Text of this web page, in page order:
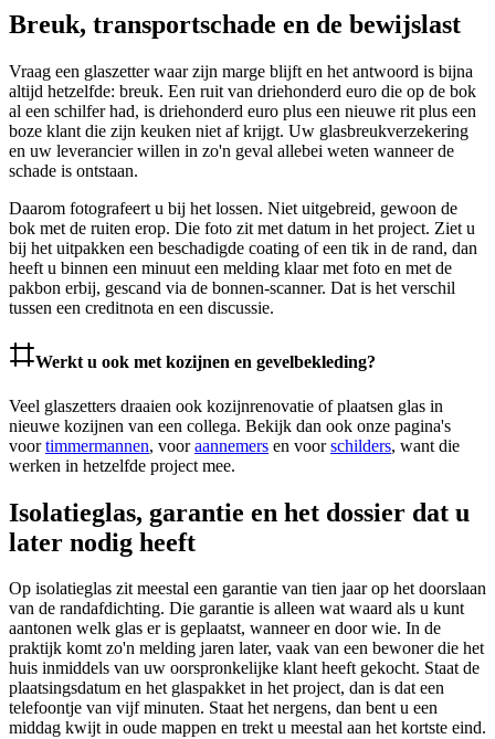
Breuk, transportschade en de bewijslast
Vraag een glaszetter waar zijn marge blijft en het antwoord is bijna
altijd hetzelfde: breuk. Een ruit van driehonderd euro die op de bok
al een schilfer had, is driehonderd euro plus een nieuwe rit plus een
boze klant die zijn keuken niet af krijgt. Uw glasbreukverzekering
en uw leverancier willen in zo'n geval allebei weten wanneer de
schade is ontstaan.
Daarom fotografeert u bij het lossen. Niet uitgebreid, gewoon de
bok met de ruiten erop. Die foto zit met datum in het project. Ziet u
bij het uitpakken een beschadigde coating of een tik in de rand, dan
heeft u binnen een minuut een melding klaar met foto en met de
pakbon erbij, gescand via de bonnen-scanner. Dat is het verschil
tussen een creditnota en een discussie.
Werkt u ook met kozijnen en gevelbekleding?
Veel glaszetters draaien ook kozijnrenovatie of plaatsen glas in
nieuwe kozijnen van een collega. Bekijk dan ook onze pagina's
voortimmermannen, vooraannemers en voorschilders, want die
werken in hetzelfde project mee.
Isolatieglas, garantie en het dossier dat u
later nodig heeft
Op isolatieglas zit meestal een garantie van tien jaar op het doorslaan
van de randafdichting. Die garantie is alleen wat waard als u kunt
aantonen welk glas er is geplaatst, wanneer en door wie. In de
praktijk komt zo'n melding jaren later, vaak van een bewoner die het
huis inmiddels van uw oorspronkelijke klant heeft gekocht. Staat de
plaatsingsdatum en het glaspakket in het project, dan is dat een
telefoontje van vijf minuten. Staat het nergens, dan bent u een
middag kwijt in oude mappen en trekt u meestal aan het kortste eind.